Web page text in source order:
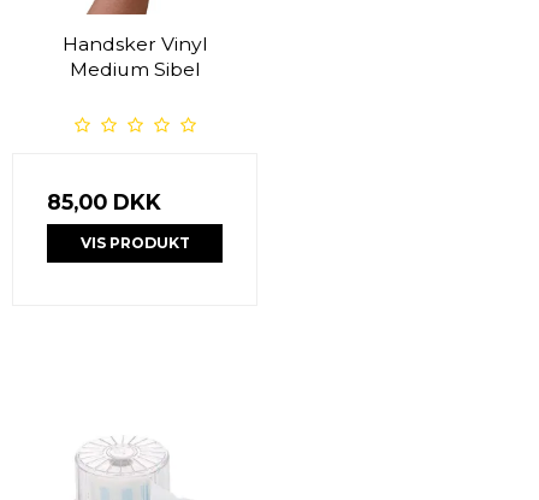
Handsker Vinyl
Medium Sibel
85,00 DKK
VIS PRODUKT